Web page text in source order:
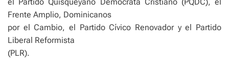
Frente Amplio, Dominicanos
por el Cambio, el Partido Cívico Renovador y el Partido
Liberal Reformista
(PLR).